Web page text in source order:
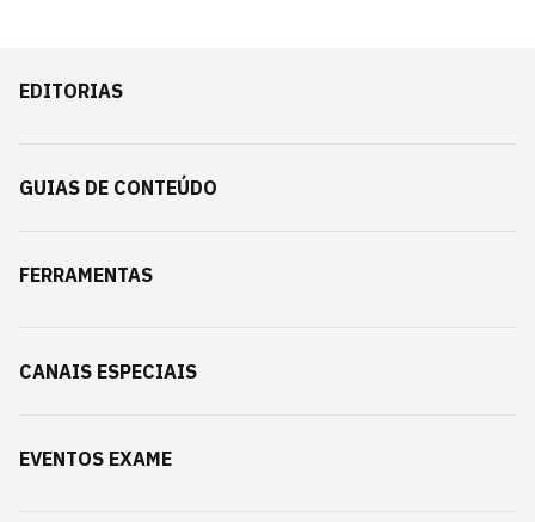
EDITORIAS
GUIAS DE CONTEÚDO
FERRAMENTAS
CANAIS ESPECIAIS
EVENTOS EXAME